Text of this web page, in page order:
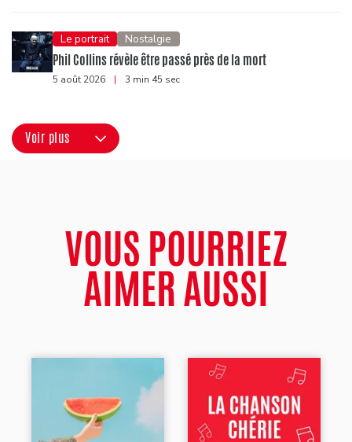
Le portrait Nostalgie
Phil Collins révèle être passé près de la mort
5 août 2026 | 3 min 45 sec
Voir plus
VOUS POURRIEZ
AIMER AUSSI